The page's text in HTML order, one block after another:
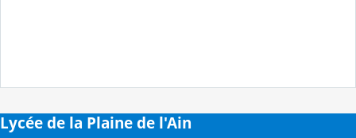
Lycée de la Plaine de l'Ain